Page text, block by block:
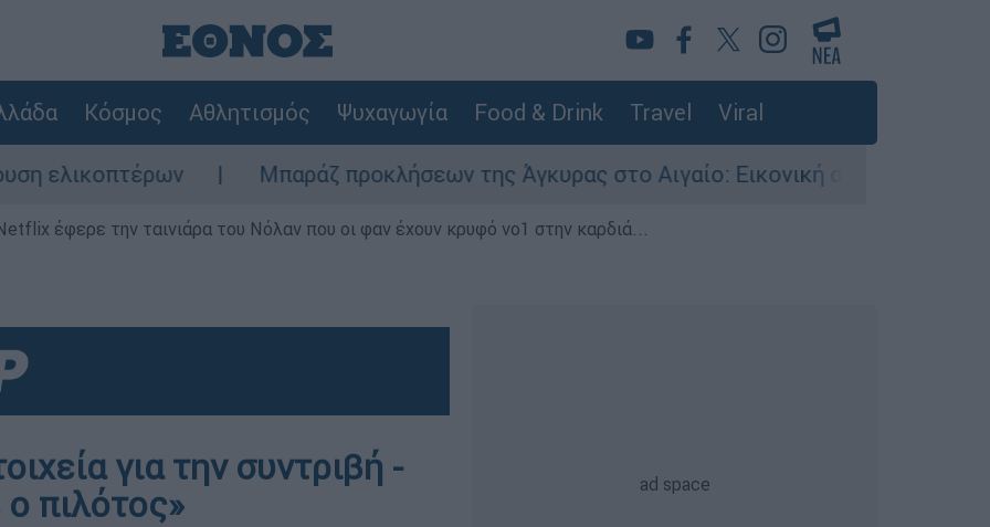
Κόσμος Αθλητισμός Ψυχαγωγία Food & Drink Travel Viral
Μπαράζ προκλήσεων της Άγκυρας στο Αιγαίο: Εικονική αερομαχία ανάμεσα σε
έφερε την ταινιάρα του Νόλαν που οι φαν έχουν κρυφό νο1 στην καρδιά...
για την συντριβή -
πιλότος»